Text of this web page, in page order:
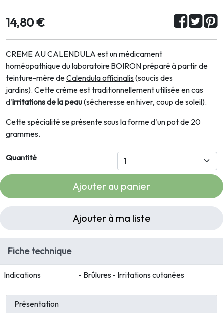
14,80 €
CREME AU CALENDULA est un médicament
homéopathique du laboratoire BOIRON préparé à partir de
teinture-mère deCalendula officinalis (soucis des
jardins). Cette crème est traditionnellement utilisée en cas
d'irritations de la peau(sécheresse en hiver, coup de soleil).
Cette spécialité se présente sous la forme d'un pot de 20
grammes.
Quantité
Ajouter au panier
Ajouter à ma liste
Fiche technique
Indications - Brûlures - Irritations cutanées
Présentation